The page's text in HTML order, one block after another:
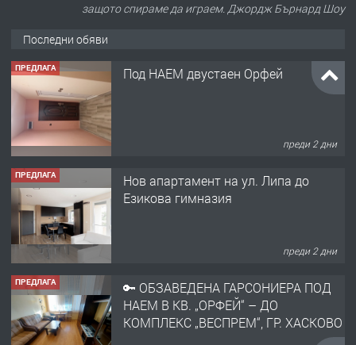
защото спираме да играем. Джордж Бърнард Шоу
Последни обяви
ПРЕДЛАГА Под НАЕМ двустаен Орфей
преди 2 дни
ПРЕДЛАГА
Нов апартамент на ул. Липа до
Езикова гимназия
преди 2 дни
ПРЕДЛАГА
🔑 ОБЗАВЕДЕНА ГАРСОНИЕРА ПОД
НАЕМ В КВ. „ОРФЕЙ“ – ДО
КОМПЛЕКС „ВЕСПРЕМ“, ГР. ХАСКОВО